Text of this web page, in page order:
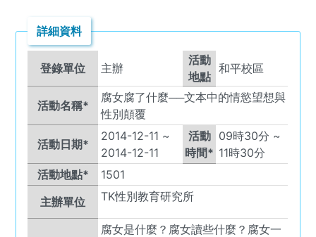
詳細資料
登錄單位 主辦
活動
地點
和平校區
活動名稱*
腐女腐了什麼──文本中的情慾望想與
性別顛覆
活動日期*
2014-12-11 ~
2014-12-11
活動
時間*
09時30
分 ~
11時30分
活動地點*
1501
主辦單位
TK性別教育研究所
腐女是什麼？腐女讀些什麼？腐女一